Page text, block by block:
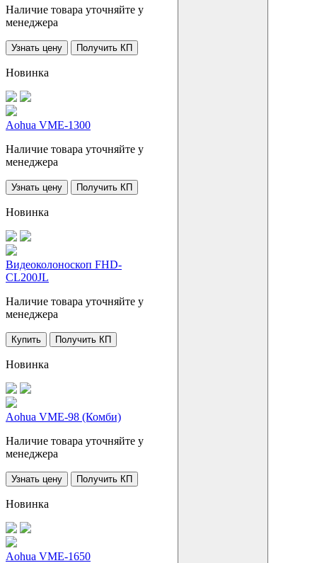
Наличие товара уточняйте у
менеджера
Узнать цену Получить КП
Новинка
Aohua VME-1300
Наличие товара уточняйте у
менеджера
Узнать цену Получить КП
Новинка
Видеоколоноскоп FHD-
CL200JL
Наличие товара уточняйте у
менеджера
Купить Получить КП
Новинка
Aohua VME-98 (Комби)
Наличие товара уточняйте у
менеджера
Узнать цену Получить КП
Новинка
Aohua VME-1650